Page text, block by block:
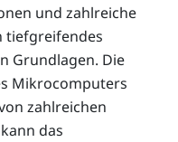
und zahlreiche
tiefgreifendes
Grundlagen. Die
Mikrocomputers
zahlreichen
das